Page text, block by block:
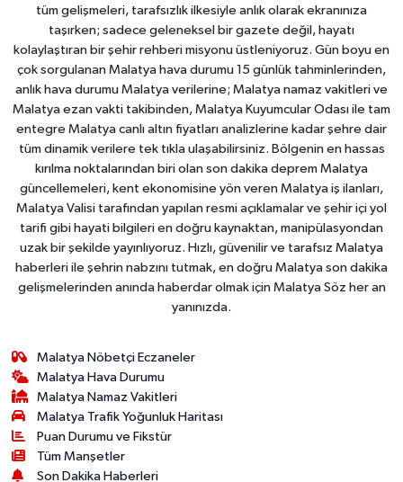
tüm gelişmeleri, tarafsızlık ilkesiyle anlık olarak ekranınıza
taşırken; sadece geleneksel bir gazete değil, hayatı
kolaylaştıran bir şehir rehberi misyonu üstleniyoruz. Gün boyu en
çok sorgulanan Malatya hava durumu 15 günlük tahminlerinden,
anlık hava durumu Malatya verilerine; Malatya namaz vakitleri ve
Malatya ezan vakti takibinden, Malatya Kuyumcular Odası ile tam
entegre Malatya canlı altın fiyatları analizlerine kadar şehre dair
tüm dinamik verilere tek tıkla ulaşabilirsiniz. Bölgenin en hassas
kırılma noktalarından biri olan son dakika deprem Malatya
güncellemeleri, kent ekonomisine yön veren Malatya iş ilanları,
Malatya Valisi tarafından yapılan resmi açıklamalar ve şehir içi yol
tarifi gibi hayati bilgileri en doğru kaynaktan, manipülasyondan
uzak bir şekilde yayınlıyoruz. Hızlı, güvenilir ve tarafsız Malatya
haberleri ile şehrin nabzını tutmak, en doğru Malatya son dakika
gelişmelerinden anında haberdar olmak için Malatya Söz her an
yanınızda.
Malatya Nöbetçi Eczaneler
Malatya Hava Durumu
Malatya Namaz Vakitleri
Malatya Trafik Yoğunluk Haritası
Puan Durumu ve Fikstür
Tüm Manşetler
Son Dakika Haberleri